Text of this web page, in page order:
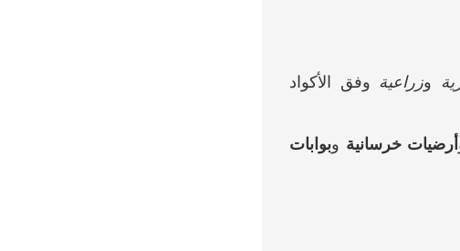
وزراعية وفق الأكواد
أرضيات خرسانية وبوابات